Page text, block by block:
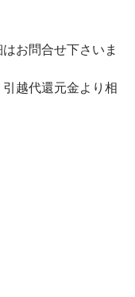
お問合せ下さいま
越代還元金より相